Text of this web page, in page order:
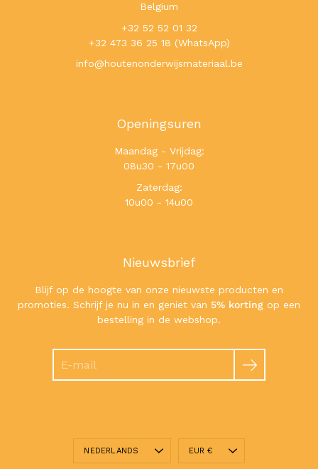
Belgium
+32 52 52 01 32
+32 473 36 25 18 (WhatsApp)
info@houtenonderwijsmateriaal.be
Openingsuren
Maandag - Vrijdag:
08u30 - 17u00
Zaterdag:
10u00 - 14u00
Nieuwsbrief
Blijf op de hoogte van onze nieuwste producten en
promoties. Schrijf je nu in en geniet van 5% korting op een
bestelling in de webshop.
Taal
NEDERLANDS Valuta
EUR €